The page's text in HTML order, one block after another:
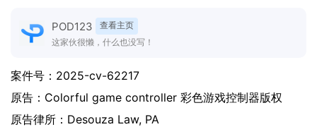
POD123
查看主页
这家伙很懒，什么也没写！
案件号： 2025-cv-62217
原告： Colorful game controller 彩色游戏控制器版权
原告律所：Desouza Law, PA